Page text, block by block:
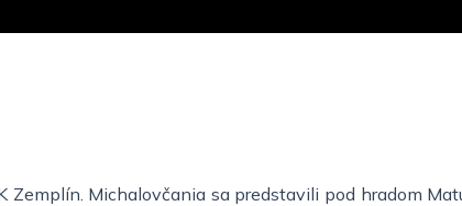
Michalovčania sa predstavili pod hradom